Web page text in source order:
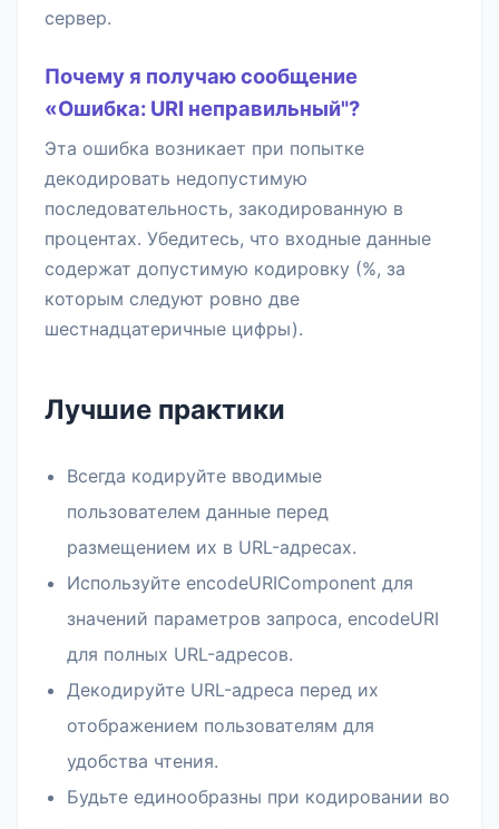
сервер.
Почему я получаю сообщение
«Ошибка: URI неправильный"?
Эта ошибка возникает при попытке
декодировать недопустимую
последовательность, закодированную в
процентах. Убедитесь, что входные данные
содержат допустимую кодировку (%, за
которым следуют ровно две
шестнадцатеричные цифры).
Лучшие практики
Всегда кодируйте вводимые
пользователем данные перед
размещением их в URL-адресах.
Используйте encodeURIComponent для
значений параметров запроса, encodeURI
для полных URL-адресов.
Декодируйте URL-адреса перед их
отображением пользователям для
удобства чтения.
Будьте единообразны при кодировании во